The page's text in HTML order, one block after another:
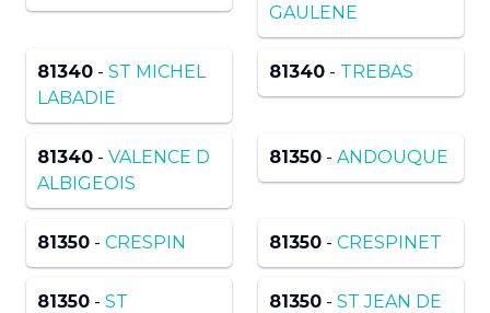
GAULENE
81340 - ST MICHEL
LABADIE
81340 - TREBAS
81340 - VALENCE D
ALBIGEOIS
81350 - ANDOUQUE
81350 - CRESPIN 81350 - CRESPINET
81350 - ST
81350 - ST JEAN DE